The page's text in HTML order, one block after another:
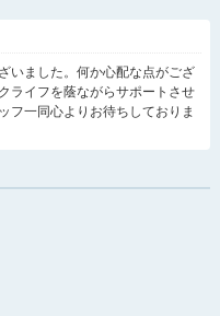
いました。何か心配な点がござ
ライフを蔭ながらサポートさせ
フ一同心よりお待ちしておりま